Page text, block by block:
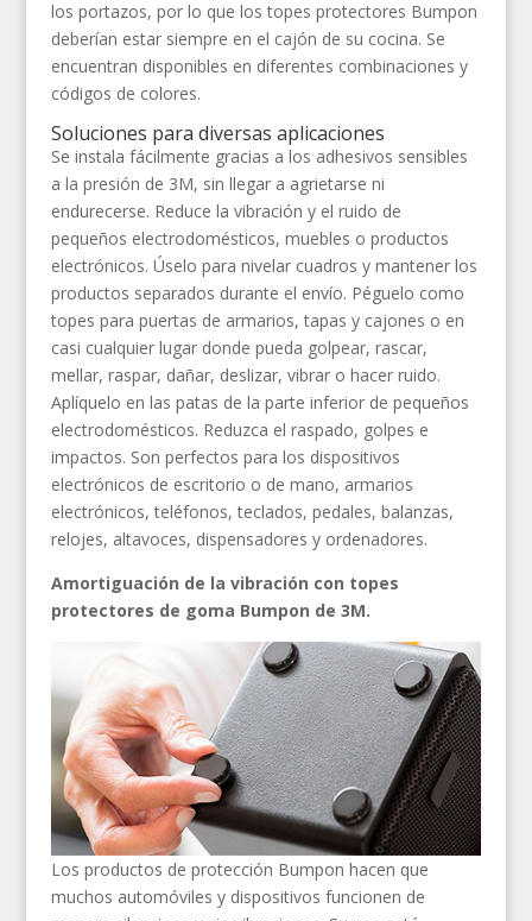
los portazos, por lo que los topes protectores Bumpon
deberían estar siempre en el cajón de su cocina. Se
encuentran disponibles en diferentes combinaciones y
códigos de colores.
Soluciones para diversas aplicaciones
Se instala fácilmente gracias a los adhesivos sensibles
a la presión de 3M, sin llegar a agrietarse ni
endurecerse. Reduce la vibración y el ruido de
pequeños electrodomésticos, muebles o productos
electrónicos. Úselo para nivelar cuadros y mantener los
productos separados durante el envío. Péguelo como
topes para puertas de armarios, tapas y cajones o en
casi cualquier lugar donde pueda golpear, rascar,
mellar, raspar, dañar, deslizar, vibrar o hacer ruido.
Aplíquelo en las patas de la parte inferior de pequeños
electrodomésticos. Reduzca el raspado, golpes e
impactos. Son perfectos para los dispositivos
electrónicos de escritorio o de mano, armarios
electrónicos, teléfonos, teclados, pedales, balanzas,
relojes, altavoces, dispensadores y ordenadores.
Amortiguación de la vibración con topes
protectores de goma Bumpon de 3M.
Los productos de protección Bumpon hacen que
muchos automóviles y dispositivos funcionen de